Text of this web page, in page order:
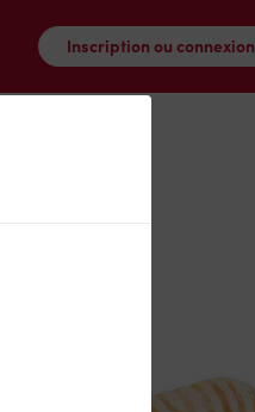
Inscription ou connexion